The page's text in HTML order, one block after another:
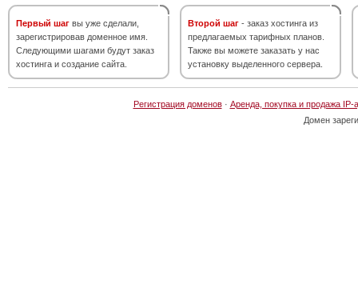
Первый шаг вы уже сделали,
зарегистрировав доменное имя.
Следующими шагами будут заказ
хостинга и создание сайта.
Второй шаг - заказ хостинга из
предлагаемых тарифных планов.
Также вы можете заказать у нас
установку выделенного сервера.
Регистрация доменов· Аренда, покупка и продажа IP-
Домен